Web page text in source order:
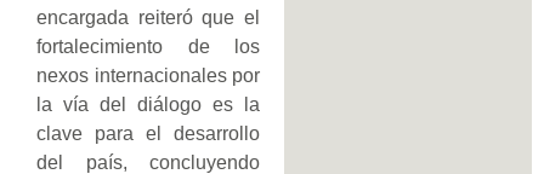
encargada reiteró que el
fortalecimiento de los
nexos internacionales por
la vía del diálogo es la
clave para el desarrollo
del país, concluyendo